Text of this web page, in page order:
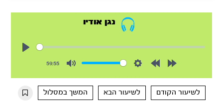
נגן אודיו
59:55
10s
10s
לשיעור הקודם
לשיעור הבא המשך במסלול